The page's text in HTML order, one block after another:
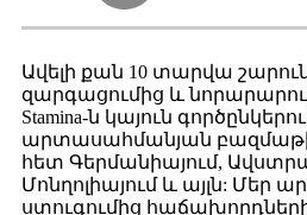
Ավելի քան 10 տարվա
զարգացումից և
Stamina-ն կայուն
արտասահմանյան բազմաթիվ
հետ Գերմանիայում,
Մոնղոլիայում և այլն: Մեր
ստուգումից